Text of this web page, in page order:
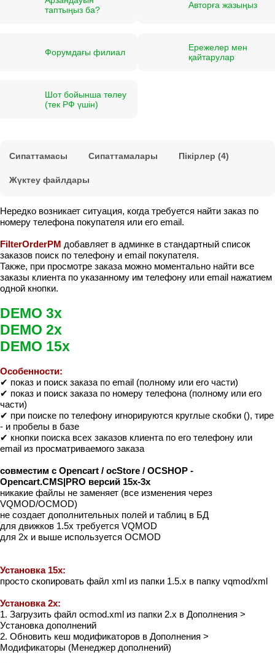
таптыңыз ба?
Авторға жазыңыз
Форумдағы филиал
Ережелер мен
қайтарулар
Шот бойынша төлеу
(тек РФ үшін)
Сипаттамасы Сипаттамалары Пікірлер (4)
Жүктеу файлдары
Нередко возникает ситуация, когда требуется найти заказ по
номеру телефона покупателя или его email.
FilterOrderPM добавляет в админке в стандартный список
заказов поиск по телефону и email покупателя.
Также, при просмотре заказа можно моментально найти все
заказы клиента по указанному им телефону или email нажатием
одной кнопки.
DEMO 3x
DEMO 2x
DEMO 15x
Особенности:
✔ показ и поиск заказа по email (полному или его части)
✔ показ и поиск заказа по номеру телефона (полному или его
части)
✔ при поиске по телефону игнорируются круглые скобки (), тире
- и пробелы в базе
✔ кнопки поиска всех заказов клиента по его телефону или
email из просматриваемого заказа
совместим с Opencart / ocStore / OCSHOP -
Opencart.CMS|PRO версий 15x-3x
никакие файлы не заменяет (все изменения через
VQMOD/OCMOD)
не создает дополнительных полей и таблиц в БД
для движков 1.5х требуется VQMOD
для 2x и выше используется OCMOD
Установка 15x:
просто скопировать файл xml из папки 1.5.x в папку vqmod/xml
Установка 2x:
1. Загрузить файл ocmod.xml из папки 2.x в Дополнения >
Установка дополнений
2. Обновить кеш модификаторов в Дополнения >
Модификаторы (Менеджер дополнений)